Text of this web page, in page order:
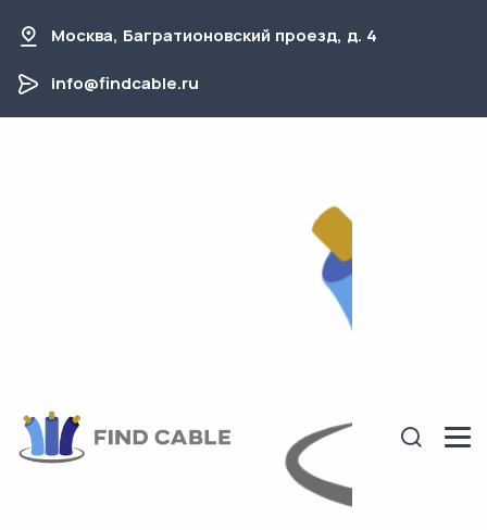
Москва, Багратионовский проезд, д. 4
info@findcable.ru